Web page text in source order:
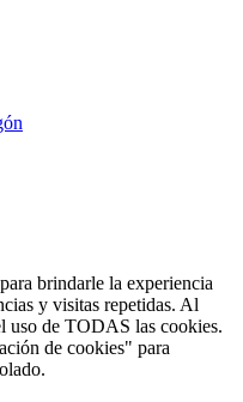
brindarle la experiencia
y visitas repetidas. Al
uso de TODAS las cookies.
de cookies" para